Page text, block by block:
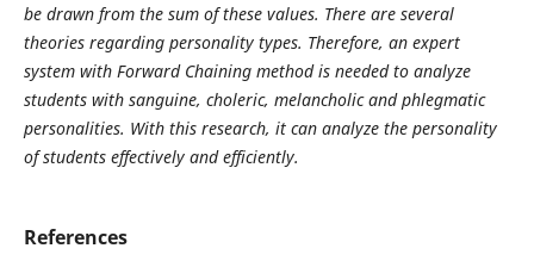
be drawn from the sum of these values. There are several
theories regarding personality types. Therefore, an expert
system with Forward Chaining method is needed to analyze
students with sanguine, choleric, melancholic and phlegmatic
personalities. With this research, it can analyze the personality
of students effectively and efficiently.
References